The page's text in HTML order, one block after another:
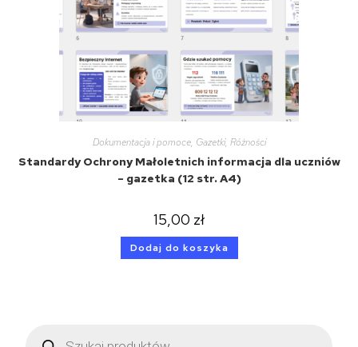
Dokumentacja i pomoce, Gazetki, Różności
Standardy Ochrony Małoletnich informacja dla uczniów
– gazetka (12 str. A4)
15,00 zł
Dodaj do koszyka